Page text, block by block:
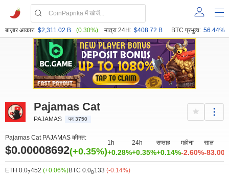
बाज़ार आकार: $2,311.02 B (0.30%) मात्रा 24H: $408.72 B BTC प्रभुत्व: 56.44%
Pajamas Cat
PAJAMAS पद 3750
Pajamas Cat PAJAMAS कीमत:
$0.00008692(+0.35%)
1h
+0.28%
24h
+0.35%
सप्ताह
+0.14%
महीना
-2.60%
साल
-
ETH 0.07452 (+0.06%)BTC 0.08133 (-0.14%)